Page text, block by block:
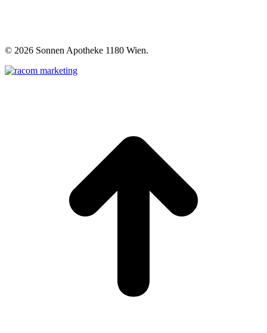
© 2026 Sonnen Apotheke 1180 Wien.